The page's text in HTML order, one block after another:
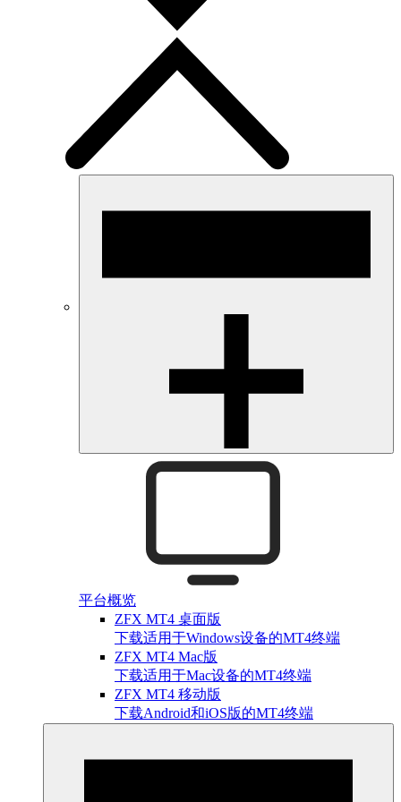
平台概览
ZFX MT4 桌面版
下载适用于Windows设备的MT4终端
ZFX MT4 Mac版
下载适用于Mac设备的MT4终端
ZFX MT4 移动版
下载Android和iOS版的MT4终端